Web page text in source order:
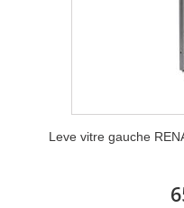
Leve vitre gauche